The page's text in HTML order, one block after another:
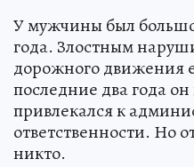
У мужчины был
года. Злостным
дорожного движения
последние два года он
привлекался к
ответственности. Но
никто.